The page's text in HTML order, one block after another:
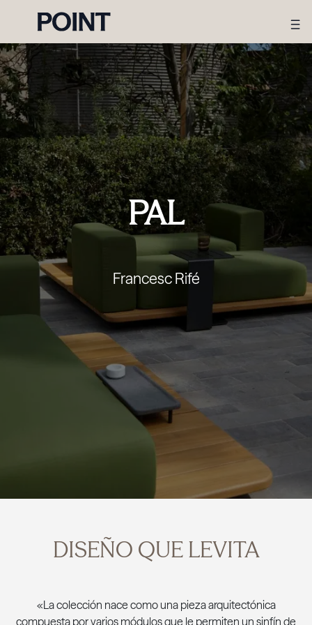
PAL
Francesc Rifé
DISEÑO QUE LEVITA
«La colección nace como una pieza arquitectónica
compuesta por varios módulos que le permiten un sinfín de